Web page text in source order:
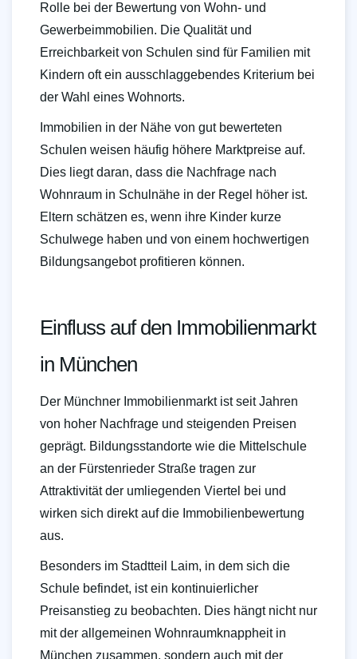
Rolle bei der Bewertung von Wohn- und
Gewerbeimmobilien. Die Qualität und
Erreichbarkeit von Schulen sind für Familien mit
Kindern oft ein ausschlaggebendes Kriterium bei
der Wahl eines Wohnorts.
Immobilien in der Nähe von gut bewerteten
Schulen weisen häufig höhere Marktpreise auf.
Dies liegt daran, dass die Nachfrage nach
Wohnraum in Schulnähe in der Regel höher ist.
Eltern schätzen es, wenn ihre Kinder kurze
Schulwege haben und von einem hochwertigen
Bildungsangebot profitieren können.
Einfluss auf den Immobilienmarkt
in München
Der Münchner Immobilienmarkt ist seit Jahren
von hoher Nachfrage und steigenden Preisen
geprägt. Bildungsstandorte wie die Mittelschule
an der Fürstenrieder Straße tragen zur
Attraktivität der umliegenden Viertel bei und
wirken sich direkt auf die Immobilienbewertung
aus.
Besonders im Stadtteil Laim, in dem sich die
Schule befindet, ist ein kontinuierlicher
Preisanstieg zu beobachten. Dies hängt nicht nur
mit der allgemeinen Wohnraumknappheit in
München zusammen, sondern auch mit der